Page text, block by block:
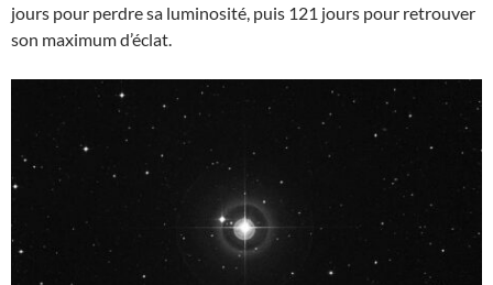
jours pour perdre sa luminosité, puis 121 jours pour retrouver
son maximum d’éclat.